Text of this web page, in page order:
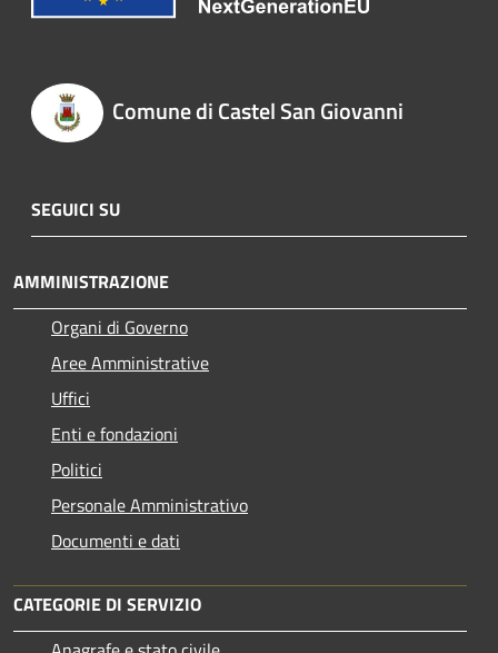
Comune di Castel San Giovanni
SEGUICI SU
AMMINISTRAZIONE
Organi di Governo
Aree Amministrative
Uffici
Enti e fondazioni
Politici
Personale Amministrativo
Documenti e dati
CATEGORIE DI SERVIZIO